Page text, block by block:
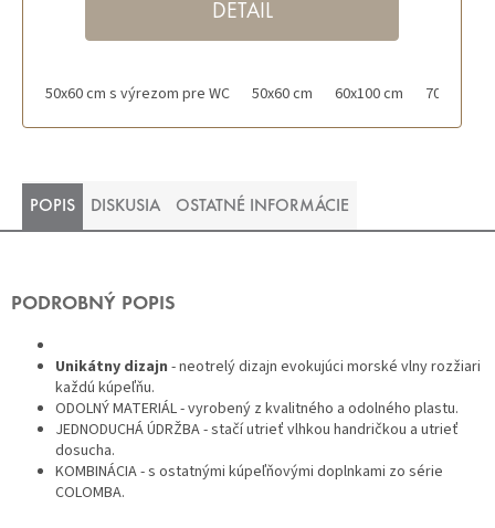
DETAIL
50x60 cm s výrezom pre WC 50x60 cm 60x100 cm 70x120 cm
POPIS DISKUSIA OSTATNÉ INFORMÁCIE
PODROBNÝ POPIS
Unikátny dizajn - neotrelý dizajn evokujúci morské vlny rozžiari
každú kúpeľňu.
ODOLNÝ MATERIÁL - vyrobený z kvalitného a odolného plastu.
JEDNODUCHÁ ÚDRŽBA - stačí utrieť vlhkou handričkou a utrieť
dosucha.
KOMBINÁCIA - s ostatnými kúpeľňovými doplnkami zo série
COLOMBA.